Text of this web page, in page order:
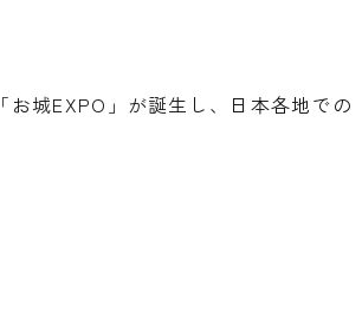
城EXPO」が誕生し、日本各地での